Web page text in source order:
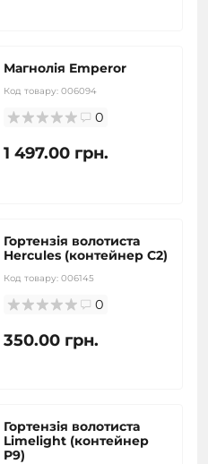
Магнолія Emperor
Код товару: 006094
0
1 497.00 грн.
Гортензія волотиста
Hercules (контейнер С2)
Код товару: 006145
0
350.00 грн.
Гортензія волотиста
Limelight (контейнер
P9)